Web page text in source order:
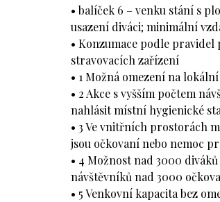
• balíček 6 – venku stání s
usazení diváci; minimální
• Konzumace podle
stravovacích zařízení
• 1 Možná omezení na
• 2 Akce s vyšším počtem
nahlásit místní hygienické
• 3 Ve vnitřních prostorách
jsou očkovaní nebo nemoc
• 4 Možnost nad 3000
návštěvníků nad 3000
• 5 Venkovní kapacita bez